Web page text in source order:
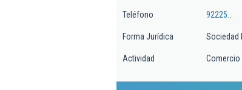
Teléfono 92225...
Forma Jurídica Sociedad
Actividad Comercio